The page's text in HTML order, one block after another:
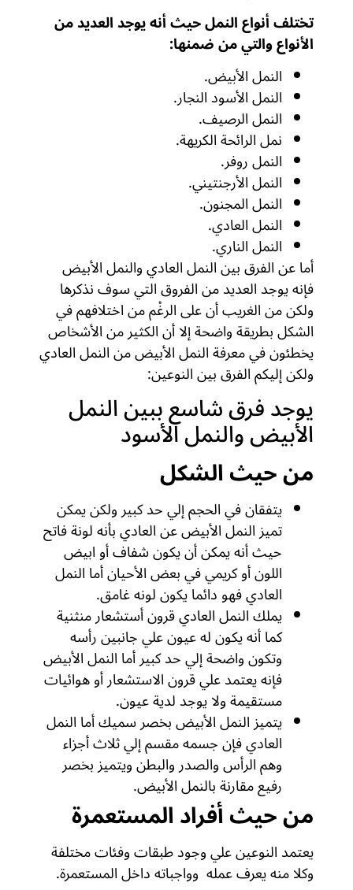
تختلف أنواع النمل حيث أنه يوجد العديد من
الأنواع والتي من ضمنها:
النمل الأبيض.
النمل الأسود النجار.
النمل الرصيف.
نمل الرائحة الكريهة.
النمل روفر.
النمل الأرجنتيني.
النمل المجنون.
النمل العادي.
النمل الناري.
أما عن الفرق بين النمل العادي والنمل الأبيض
فإنه يوجد العديد من الفروق التي سوف نذكرها
ولكن من الغريب أن على الرغْم من اختلافهم في
الشكل بطريقة واضحة إلا أن الكثير من الأشخاص
يخطئون في معرفة النمل الأبيض من النمل العادي
ولكن إليكم الفرق بين النوعين:
يوجد فرق شاسع ببين النمل
الأبيض والنمل الأسود
من حيث الشكل
يتفقان في الحجم إلي حد كبير ولكن يمكن
تميز النمل الأبيض عن العادي بأنه لونة فاتح
حيث أنه يمكن أن يكون شفاف أو ابيض
اللون أو كريمي في بعض الأحيان أما النمل
العادي فهو دائما يكون لونه غامق.
يملك النمل العادي قرون أستشعار منثنية
كما أنه يكون له عيون علي جانبين رأسه
وتكون واضحة إلي حد كبير أما النمل الأبيض
فإنه يعتمد علي قرون الاستشعار أو هوائيات
مستقيمة ولا يوجد لدية عيون.
يتميز النمل الأبيض بخصر سميك أما النمل
العادي فإن جسمه مقسم إلي ثلاث أجزاء
وهم الرأس والصدر والبطن ويتميز بخصر
رفيع مقارنة بالنمل الأبيض.
من حيث أفراد المستعمرة
يعتمد النوعين علي وجود طبقات وفئات مختلفة
وكلا منه يعرف عمله وواجباته داخل المستعمرة.